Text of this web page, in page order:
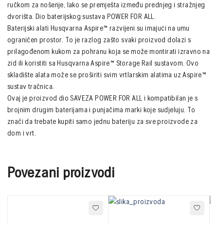
ručkom za nošenje, lako se premješta između prednjeg i stražnjeg
dvorišta. Dio baterijskog sustava POWER FOR ALL.
Baterijski alati Husqvarna Aspire™ razvijeni su imajući na umu
ograničen prostor. To je razlog zašto svaki proizvod dolazi s
prilagođenom kukom za pohranu koja se može montirati izravno na
zid ili koristiti sa Husqvarna Aspire™ Storage Rail sustavom. Ovo
skladište alata može se proširiti svim vrtlarskim alatima uz Aspire™
sustav tračnica.
Ovaj je proizvod dio SAVEZA POWER FOR ALL i kompatibilan je s
brojnim drugim baterijama i punjačima marki koje sudjeluju. To
znači da trebate kupiti samo jednu bateriju za sve proizvode za
dom i vrt.
Povezani proizvodi